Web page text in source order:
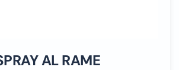
AL RAME